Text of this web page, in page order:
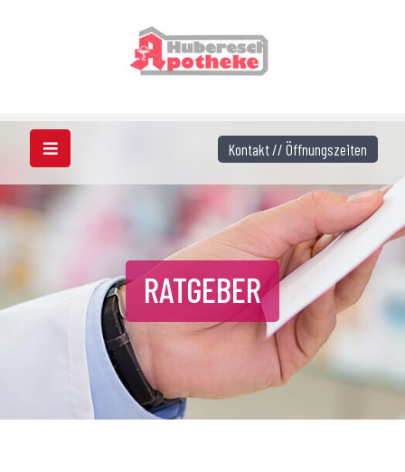
RATGEBER
Kontakt // Öffnungszeiten